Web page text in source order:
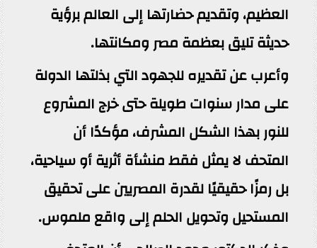
‏العظيم، وتقديم حضارتها إلى العالم برؤية
حديثة تليق بعظمة مصر ومكانتها‎.‎
وأعرب عن تقديره للجهود التي بذلتها الدولة
على مدار سنوات طويلة حتى خرج المشروع
للنور بهذا ‏الشكل المشرف، مؤكدًا أن
المتحف لا يمثل فقط منشأة أثرية أو سياحية،
بل رمزًا حقيقيًا لقدرة ‏المصريين على تحقيق
المستحيل وتحويل الحلم إلى واقع ملموس‎.‎